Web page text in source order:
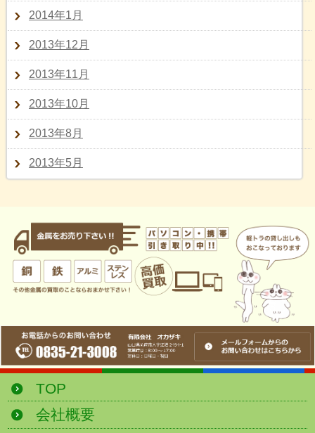
2014年1月
2013年12月
2013年11月
2013年10月
2013年8月
2013年5月
TOP
会社概要